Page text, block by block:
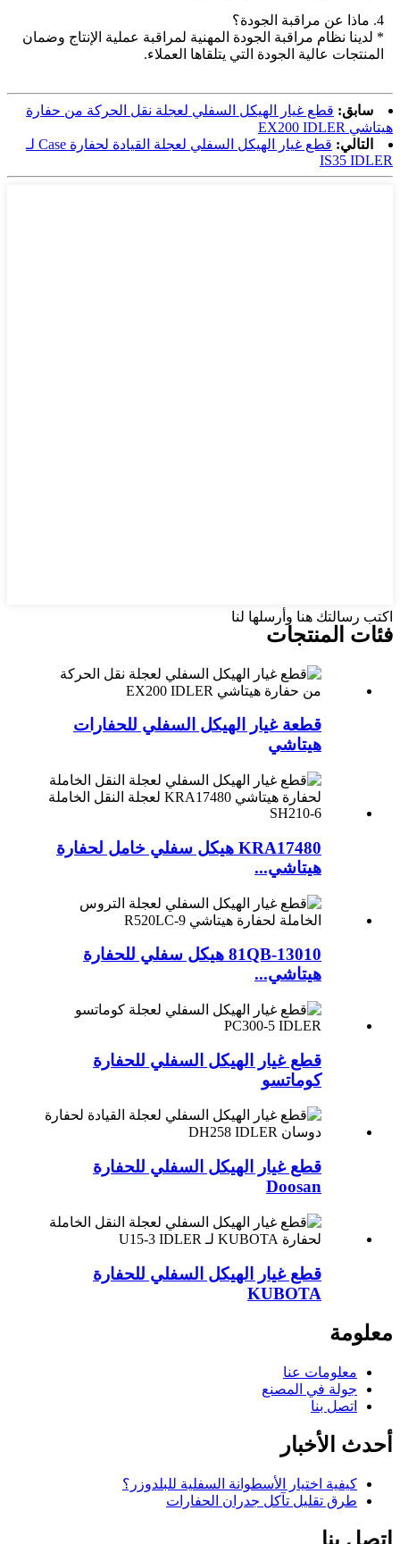
4. ماذا عن مراقبة الجودة؟
* لدينا نظام مراقبة الجودة المهنية لمراقبة عملية الإنتاج وضمان
المنتجات عالية الجودة التي يتلقاها العملاء.
سابق: قطع غيار الهيكل السفلي لعجلة نقل الحركة من حفارة
هيتاشي EX200 IDLER
التالي:
قطع غيار الهيكل السفلي لعجلة القيادة لحفارة Case لـ
IS35 IDLER
اكتب رسالتك هنا وأرسلها لنا
فئات المنتجات
قطعة غيار الهيكل السفلي للحفارات
هيتاشي
KRA17480 هيكل سفلي خامل لحفارة
هيتاشي...
81QB-13010 هيكل سفلي للحفارة
هيتاشي...
قطع غيار الهيكل السفلي للحفارة
كوماتسو
قطع غيار الهيكل السفلي للحفارة
Doosan
قطع غيار الهيكل السفلي للحفارة
KUBOTA
معلومة
معلومات عنا
جولة في المصنع
اتصل بنا
أحدث الأخبار
كيفية اختيار الأسطوانة السفلية للبلدوزر؟
طرق تقليل تآكل جدران الحفارات